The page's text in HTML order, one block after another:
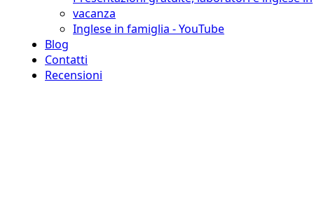
vacanza
Inglese in famiglia - YouTube
Blog
Contatti
Recensioni